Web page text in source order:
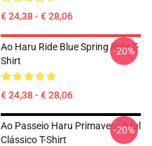
€ 24,38 - € 28,06
Ao Haru Ride Blue Spring Ride T-
Shirt
€ 24,38 - € 28,06
-20%
Ao Passeio Haru Primavera Azul
Clássico T-Shirt
-20%